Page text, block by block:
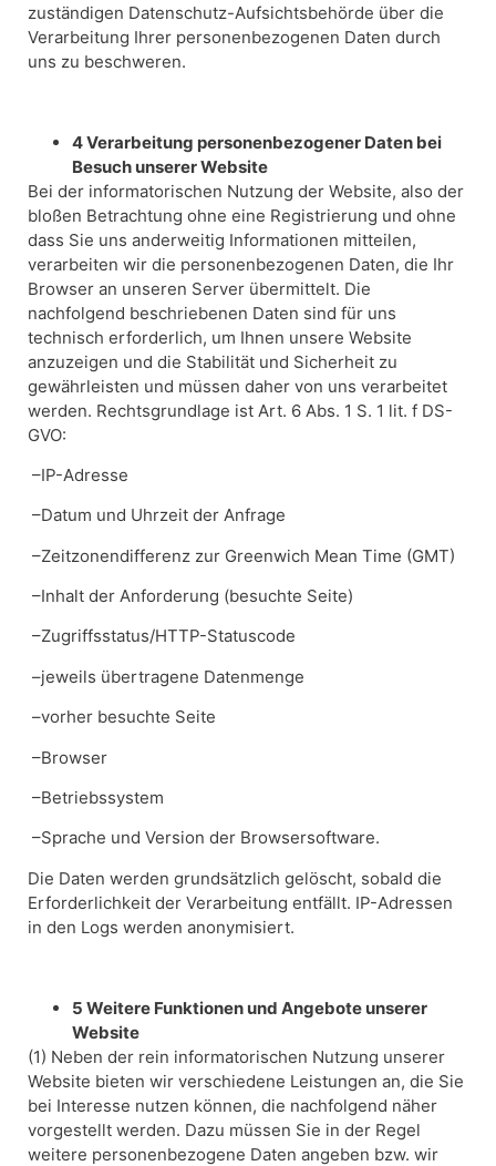
zuständigen Datenschutz-Aufsichtsbehörde über die
Verarbeitung Ihrer personenbezogenen Daten durch
uns zu beschweren.
4 Verarbeitung personenbezogener Daten bei
Besuch unserer Website
Bei der informatorischen Nutzung der Website, also der
bloßen Betrachtung ohne eine Registrierung und ohne
dass Sie uns anderweitig Informationen mitteilen,
verarbeiten wir die personenbezogenen Daten, die Ihr
Browser an unseren Server übermittelt. Die
nachfolgend beschriebenen Daten sind für uns
technisch erforderlich, um Ihnen unsere Website
anzuzeigen und die Stabilität und Sicherheit zu
gewährleisten und müssen daher von uns verarbeitet
werden. Rechtsgrundlage ist Art. 6 Abs. 1 S. 1 lit. f DS-
GVO:
–IP-Adresse
–Datum und Uhrzeit der Anfrage
–Zeitzonendifferenz zur Greenwich Mean Time (GMT)
–Inhalt der Anforderung (besuchte Seite)
–Zugriffsstatus/HTTP-Statuscode
–jeweils übertragene Datenmenge
–vorher besuchte Seite
–Browser
–Betriebssystem
–Sprache und Version der Browsersoftware.
Die Daten werden grundsätzlich gelöscht, sobald die
Erforderlichkeit der Verarbeitung entfällt. IP-Adressen
in den Logs werden anonymisiert.
5 Weitere Funktionen und Angebote unserer
Website
(1) Neben der rein informatorischen Nutzung unserer
Website bieten wir verschiedene Leistungen an, die Sie
bei Interesse nutzen können, die nachfolgend näher
vorgestellt werden. Dazu müssen Sie in der Regel
weitere personenbezogene Daten angeben bzw. wir